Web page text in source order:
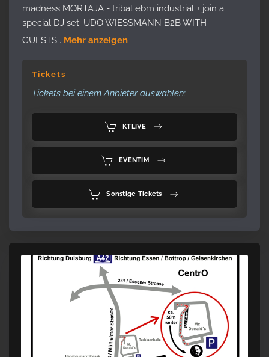
madness MORTAJA - tribal ebm industrial + join a
special DJ set: UDO WIESSMANN B2B WITH
GUESTS… Mehr anzeigen
Tickets
Tickets bei einem Anbieter auswählen:
KTLIVE
EVENTIM
Sonstige Tickets